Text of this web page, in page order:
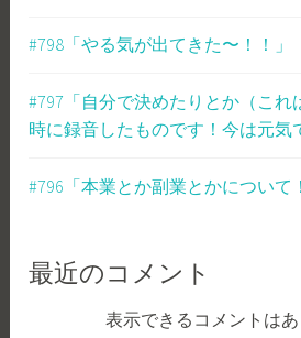
#798「やる気が出てきた〜！！」
#797「自分で決めたりとか（これ
時に録音したものです！今は元気
#796「本業とか副業とかについて
最近のコメント
表示できるコメントはあ